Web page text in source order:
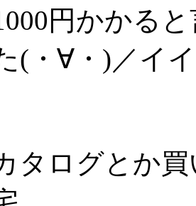
円かかる
(・∀・)／イ
タログとか